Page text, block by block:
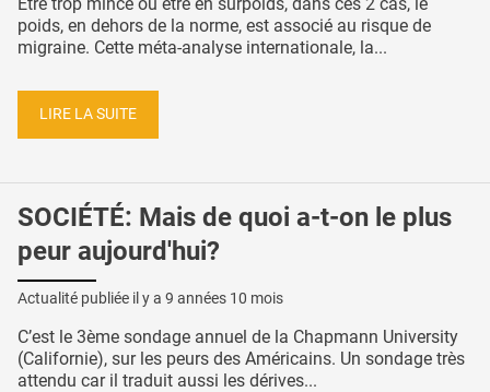
Être trop mince ou être en surpoids, dans ces 2 cas, le
poids, en dehors de la norme, est associé au risque de
migraine. Cette méta-analyse internationale, la...
LIRE LA SUITE
SOCIÉTÉ: Mais de quoi a-t-on le plus
peur aujourd'hui?
Actualité publiée il y a 9 années 10 mois
C’est le 3ème sondage annuel de la Chapmann University
(Californie), sur les peurs des Américains. Un sondage très
attendu car il traduit aussi les dérives...